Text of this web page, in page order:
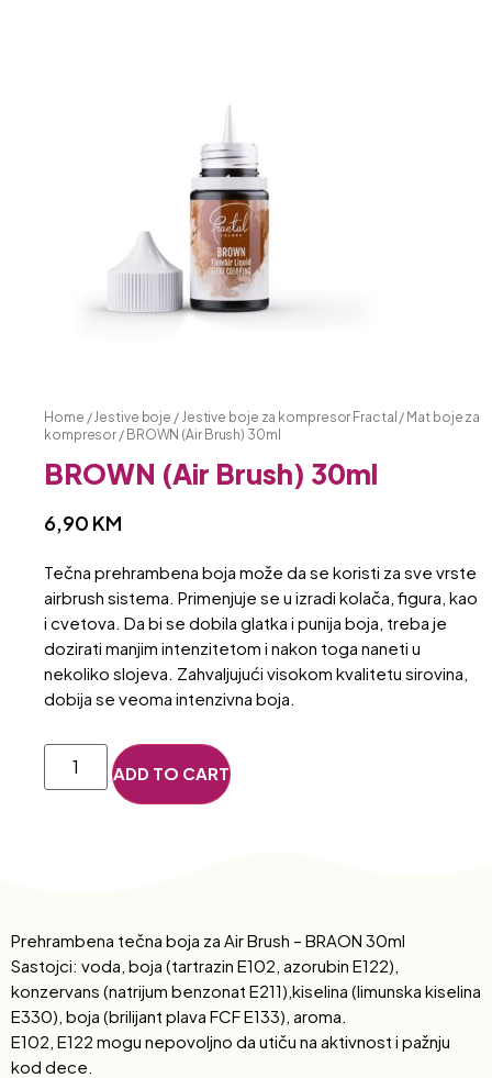
Home / Jestive boje / Jestive boje za kompresor Fractal / Mat boje za
kompresor / BROWN (Air Brush) 30ml
BROWN (Air Brush) 30ml
6,90 KM
Tečna prehrambena boja može da se koristi za sve vrste
airbrush sistema. Primenjuje se u izradi kolača, figura, kao
i cvetova. Da bi se dobila glatka i punija boja, treba je
dozirati manjim intenzitetom i nakon toga naneti u
nekoliko slojeva. Zahvaljujući visokom kvalitetu sirovina,
dobija se veoma intenzivna boja.
ADD TO CART
Prehrambena tečna boja za Air Brush – BRAON 30ml
Sastojci: voda, boja (tartrazin E102, azorubin E122),
konzervans (natrijum benzonat E211),kiselina (limunska kiselina
E330), boja (brilijant plava FCF E133), aroma.
E102, E122 mogu nepovoljno da utiču na aktivnost i pažnju
kod dece.